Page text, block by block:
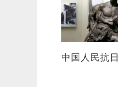
中国人民抗